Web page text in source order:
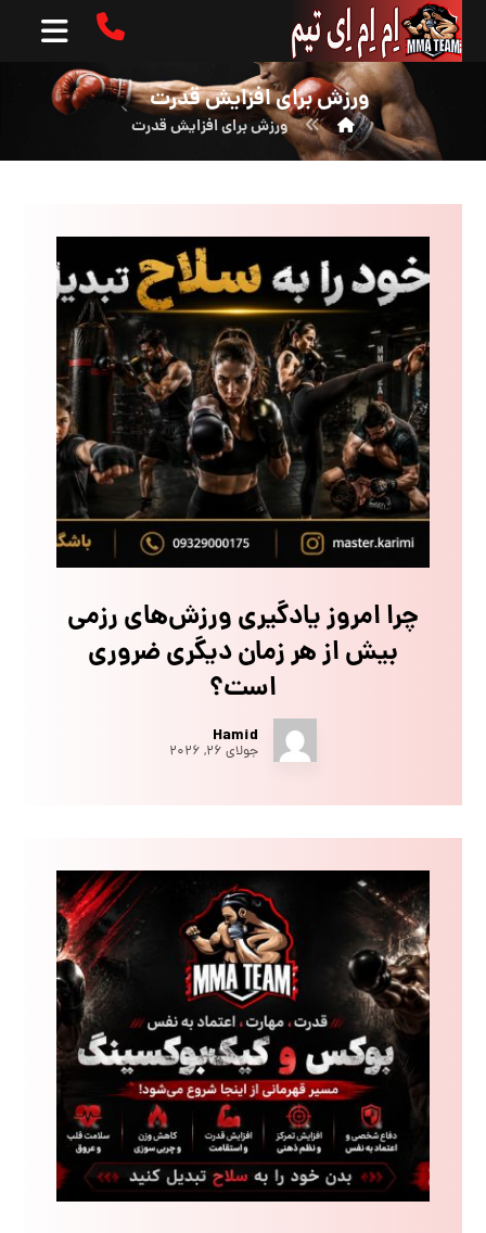
ورزش برای افزایش قدرت
ورزش برای افزایش قدرت
چرا امروز یادگیری ورزش‌های رزمی
بیش از هر زمان دیگری ضروری
است؟
Hamid
جولای ۲۶, ۲۰۲۶